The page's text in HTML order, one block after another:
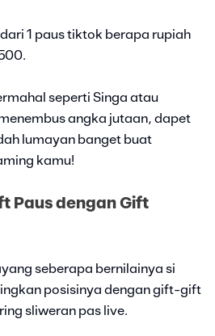
1 paus tiktok berapa rupiah
seperti Singa atau
angka jutaan, dapet
lumayan banget buat
kamu!
Paus dengan Gift
seberapa bernilainya si
posisinya dengan gift-gift
sliweran pas live.